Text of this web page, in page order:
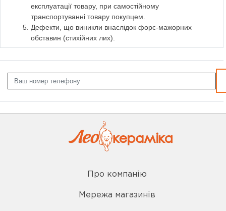
експлуатації товару, при самостійному
транспортуванні товару покупцем.
Дефекти, що виникли внаслідок форс-мажорних
обставин (стихійних лих).
Про компанію
Мережа магазинів